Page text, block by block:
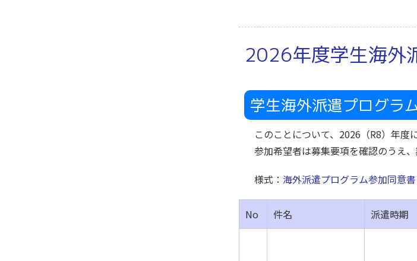
2026年度学生海外
学生海外派遣プログラ
このことについて、2026（R8）年度
参加希望者は募集要項を確認のうえ
様式：海外派遣プログラム参加同意
No 件名 派遣時期